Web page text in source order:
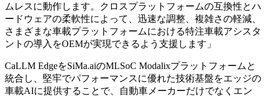
ムレスに動作します。クロスプラットフォームの互換性とハ
ードウェアの柔軟性によって、迅速な調整、複雑さの軽減、
さまざまな車載プラットフォームにおける特注車載アシスタ
ントの導入をOEMが実現できるよう支援します」
CaLLM EdgeをSiMa.aiのMLSoC Modalixプラットフォームと
統合し、堅牢でパフォーマンスに優れた技術基盤をエッジの
車載AIに提供することで、自動車メーカーだけでなくエン